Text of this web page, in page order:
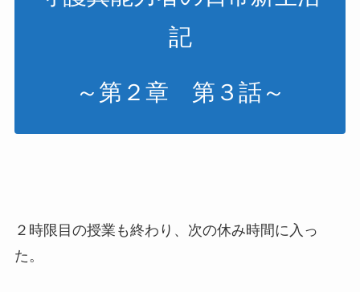
記
～第２章 第３話～
２時限目の授業も終わり、次の休み時間に入っ
た。